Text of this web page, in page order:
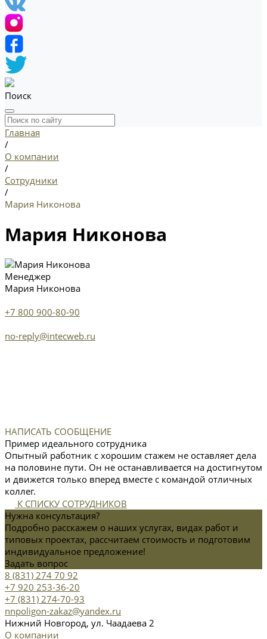
Поиск
Главная
/
О компании
/
Сотрудники
/
Мария Никонова
Мария Никонова
Менеджер
Мария Никонова
+7 800 900-80-90
no-reply@intecweb.ru
НАПИСАТЬ СООБЩЕНИЕ
Пример идеального сотрудника
Опытный работник с хорошим стажем не оставляет дела
на половине пути. Он не останавливается на достигнутом
и движется только вперед вместе с командой отличных
коллег.
К СПИСКУ СОТРУДНИКОВ
Нужна консультация?
Подробно расскажем о наших услугах, видах работ и
типовых проектах, рассчитаем стоимость и подготовим
индивидуальное предложение!
Задать вопрос
8 (831) 274 70 92
+7 920 253-36-20
+7 (831) 274-70-93
nnpoligon-zakaz@yandex.ru
Нижний Новгород, ул. Чаадаева 2
О компании